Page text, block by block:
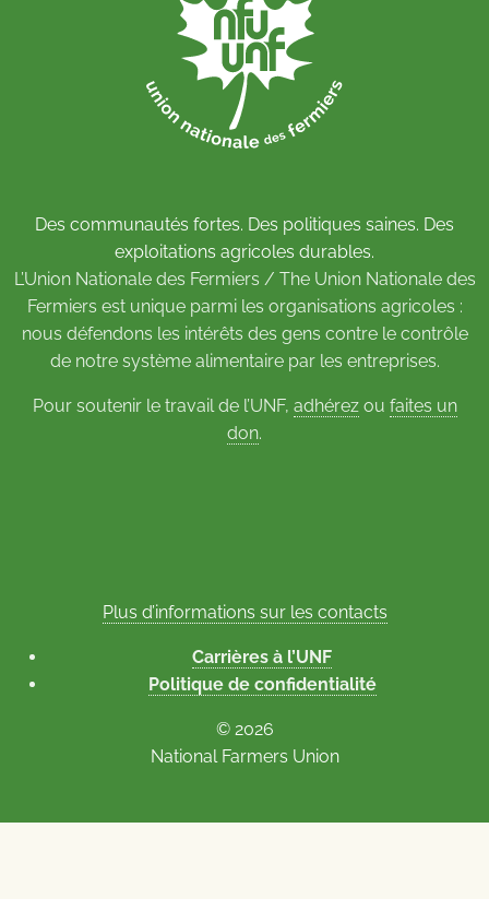
Des communautés fortes. Des politiques saines. Des
exploitations agricoles durables.
L’Union Nationale des Fermiers / The Union Nationale des
Fermiers est unique parmi les organisations agricoles :
nous défendons les intérêts des gens contre le contrôle
de notre système alimentaire par les entreprises.
Pour soutenir le travail de l’UNF, adhérezou faites un
don.
Plus d’informations sur les contacts
Carrières à l’UNF
Politique de confidentialité
© 2026
National Farmers Union